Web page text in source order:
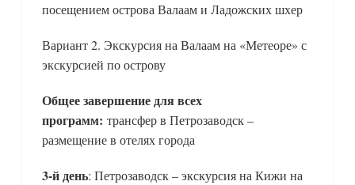
посещением острова Валаам и Ладожских шхер
Вариант 2. Экскурсия на Валаам на «Метеоре» с
экскурсией по острову
Общее завершение для всех
программ: трансфер в Петрозаводск –
размещение в отелях города
3-й день: Петрозаводск – экскурсия на Кижи на